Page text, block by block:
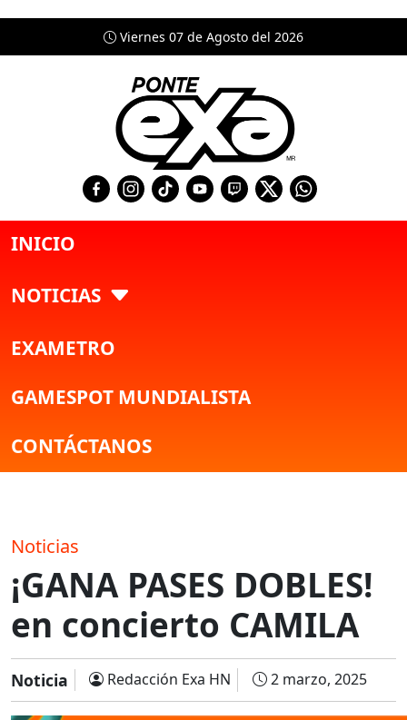
Viernes 07 de Agosto del 2026
INICIO
NOTICIAS
EXAMETRO
GAMESPOT MUNDIALISTA
CONTÁCTANOS
Noticias
¡GANA PASES DOBLES!
en concierto CAMILA
Noticia Redacción Exa HN 2 marzo, 2025